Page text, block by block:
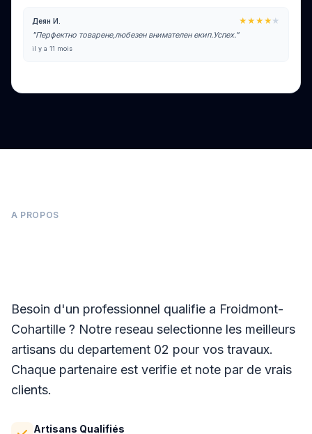
Деян И. ★★★★ ★
"Перфектно товарене,любезен внимателен екип.Успех."
il y a 11 mois
A PROPOS
Besoin d'un professionnel qualifie a Froidmont-
Cohartille ? Notre reseau selectionne les meilleurs
artisans du departement 02 pour vos travaux.
Chaque partenaire est verifie et note par de vrais
clients.
Artisans Qualifiés